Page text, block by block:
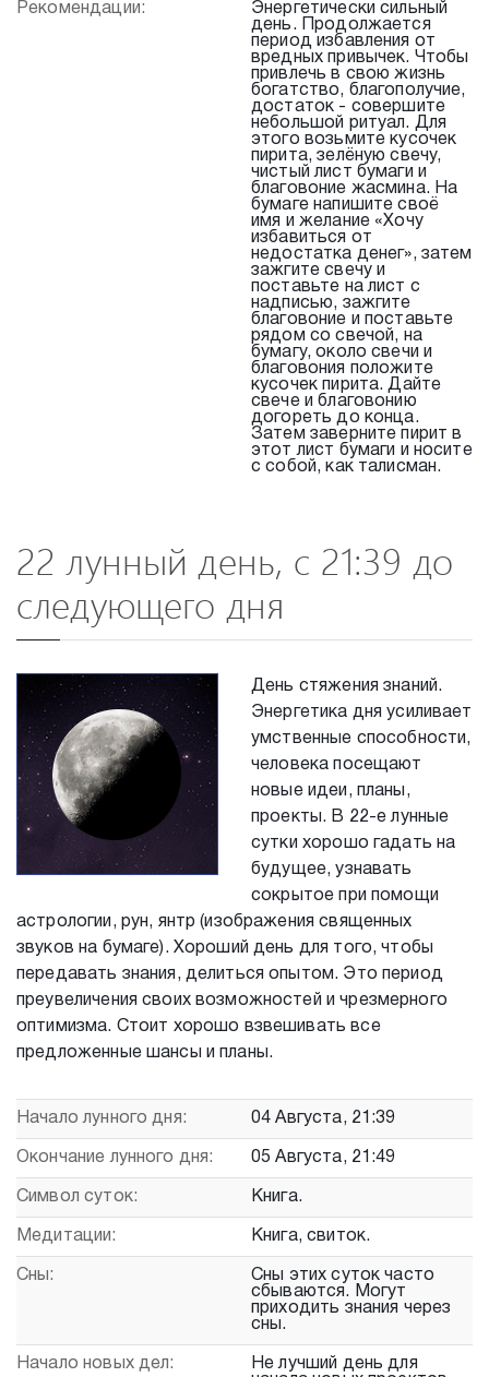
Рекомендации:
Энергетически сильный
день. Продолжается
период избавления от
вредных привычек. Чтобы
привлечь в свою жизнь
богатство, благополучие,
достаток - совершите
небольшой ритуал. Для
этого возьмите кусочек
пирита, зелёную свечу,
чистый лист бумаги и
благовоние жасмина. На
бумаге напишите своё
имя и желание «Хочу
избавиться от
недостатка денег», затем
зажгите свечу и
поставьте на лист с
надписью, зажгите
благовоние и поставьте
рядом со свечой, на
бумагу, около свечи и
благовония положите
кусочек пирита. Дайте
свече и благовонию
догореть до конца.
Затем заверните пирит в
этот лист бумаги и носите
с собой, как талисман.
22 лунный день, с 21:39 до
следующего дня
День стяжения знаний.
Энергетика дня усиливает
умственные способности,
человека посещают
новые идеи, планы,
проекты. В 22-е лунные
сутки хорошо гадать на
будущее, узнавать
сокрытое при помощи
астрологии, рун, янтр (изображения священных
звуков на бумаге). Хороший день для того, чтобы
передавать знания, делиться опытом. Это период
преувеличения своих возможностей и чрезмерного
оптимизма. Стоит хорошо взвешивать все
предложенные шансы и планы.
Начало лунного дня: 04 Августа, 21:39
Окончание лунного дня: 05 Августа, 21:49
Символ суток: Книга.
Медитации: Книга, свиток.
Сны:
Сны этих суток часто
сбываются. Могут
приходить знания через
сны.
Начало новых дел:
Не лучший день для